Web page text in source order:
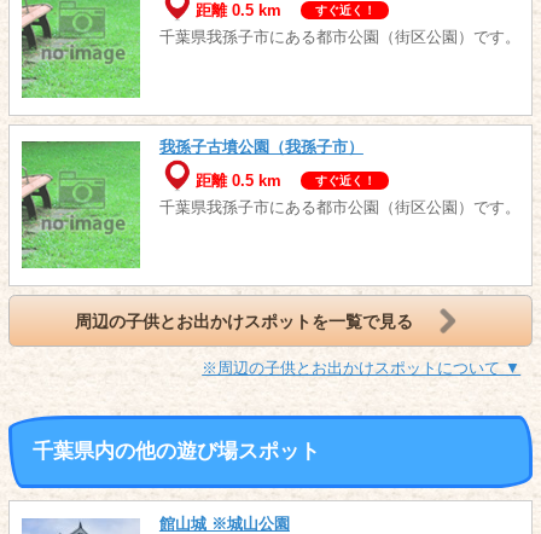
距離 0.5 km
すぐ近く！
千葉県我孫子市にある都市公園（街区公園）です。
我孫子古墳公園（我孫子市）
距離 0.5 km
すぐ近く！
千葉県我孫子市にある都市公園（街区公園）です。
周辺の子供とお出かけスポットを一覧で見る
※周辺の子供とお出かけスポットについて ▼
千葉県内の他の遊び場スポット
館山城 ※城山公園